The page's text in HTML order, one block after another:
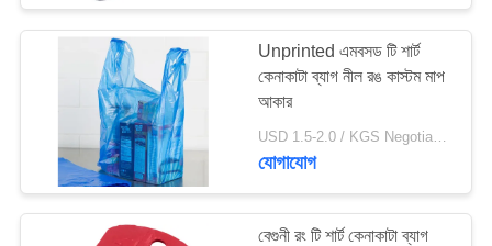
Unprinted এমবসড টি শার্ট
কেনাকাটা ব্যাগ নীল রঙ কাস্টম মাপ
আকার
USD 1.5-2.0 / KGS Negotiable MOQ:1000KGS
যোগাযোগ
বেগুনী রং টি শার্ট কেনাকাটা ব্যাগ